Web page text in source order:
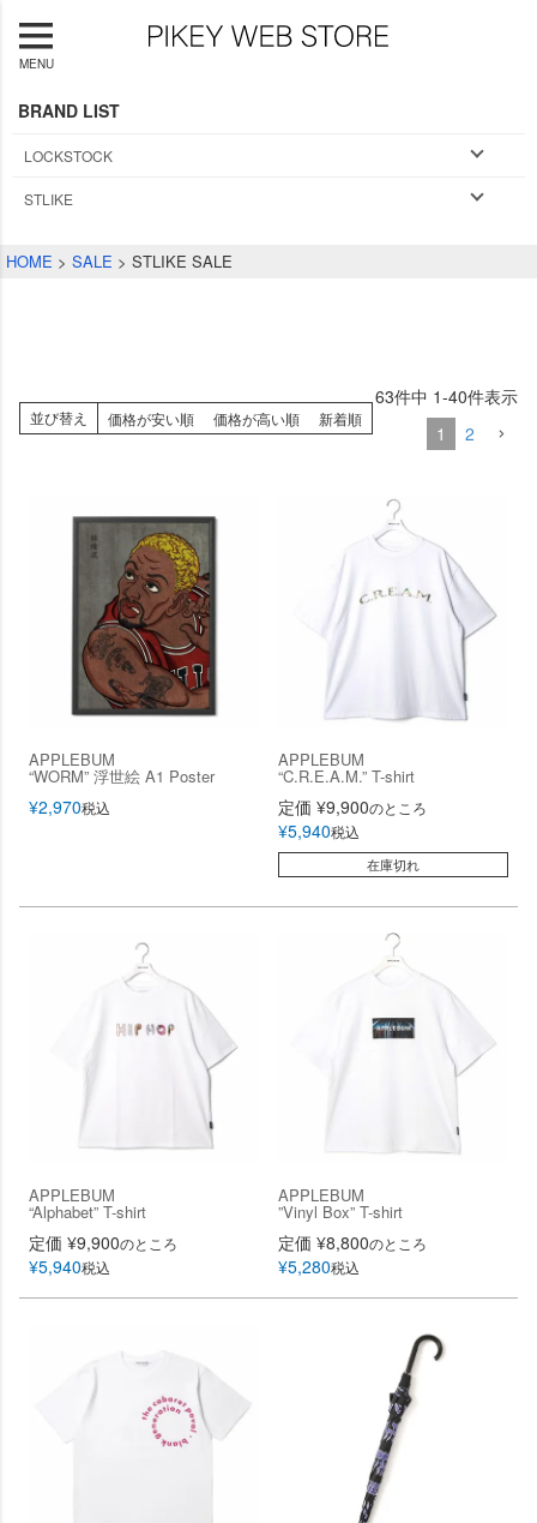
MENU
BRAND LIST
LOCKSTOCK
STLIKE
HOME SALE STLIKE SALE
並び替え 価格が安い順 価格が高い順 新着順
63件中 1-40件表示
1
2
APPLEBUM
“WORM” 浮世絵 A1 Poster
¥2,970税込
APPLEBUM
“C.R.E.A.M.” T-shirt
定価 ¥9,900のところ
¥5,940税込
在庫切れ
APPLEBUM
“Alphabet” T-shirt
定価 ¥9,900のところ
¥5,940税込
APPLEBUM
”Vinyl Box” T-shirt
定価 ¥8,800のところ
¥5,280税込